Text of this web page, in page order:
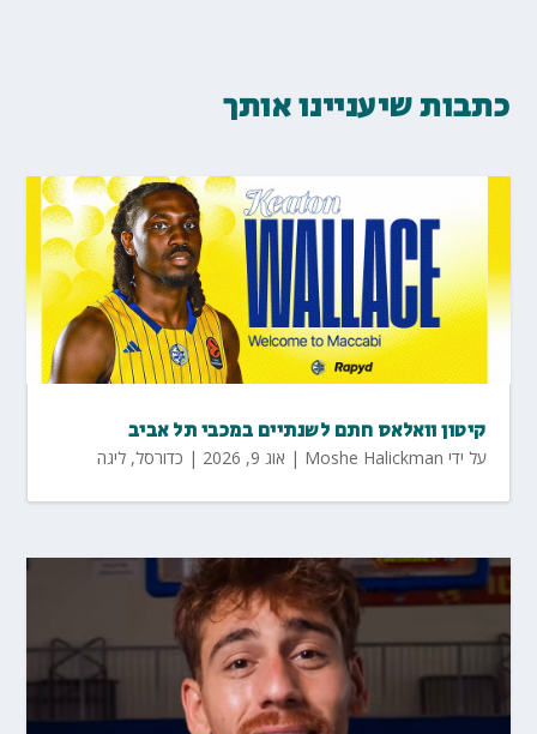
כתבות שיעניינו אותך
קיטון וואלאס חתם לשנתיים במכבי תל אביב
על ידי Moshe Halickman
| אוג 9, 2026 | כדורסל,ליגה